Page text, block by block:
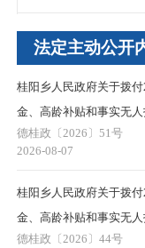
法定主动公开
桂阳乡人民政府关于拨
金、高龄补贴和事实无
德桂政〔2026〕51号
2026-08-07
桂阳乡人民政府关于拨
金、高龄补贴和事实无
德桂政〔2026〕44号